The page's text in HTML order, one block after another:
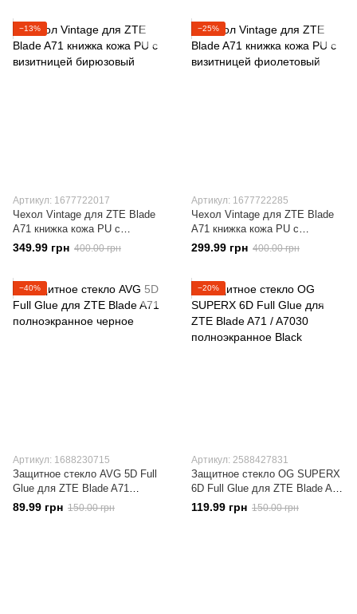
−13%
Артикул: 1677722017
Чехол Vintage для ZTE Blade
A71 книжка кожа PU с
визитницей бирюзовый
349.99 грн 400.00 грн
−25%
Артикул: 1677722285
Чехол Vintage для ZTE Blade
A71 книжка кожа PU с
визитницей фиолетовый
299.99 грн 400.00 грн
−40%
Артикул: 1688230715
Защитное стекло AVG 5D Full
Glue для ZTE Blade A71
полноэкранное черное
89.99 грн 150.00 грн
−20%
Артикул: 2588427831
Защитное стекло OG SUPERX
6D Full Glue для ZTE Blade A71
/ A7030 полноэкранное Black
119.99 грн 150.00 грн